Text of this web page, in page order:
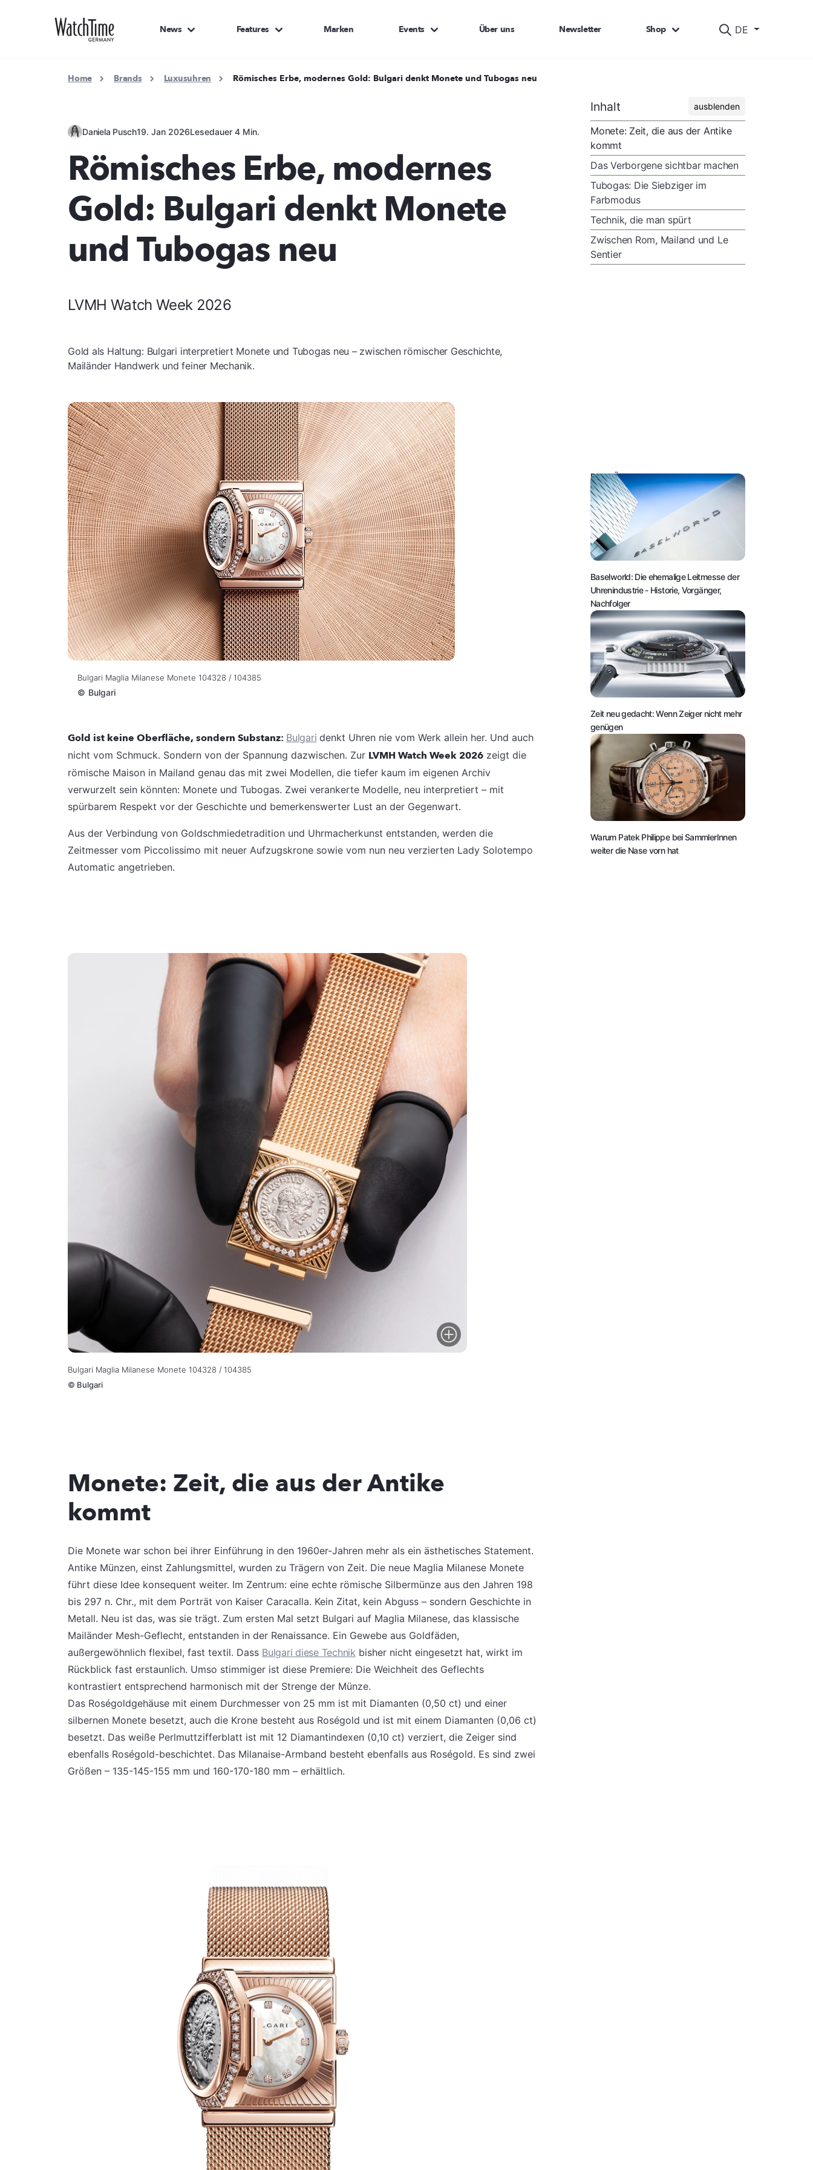
DE
News Features Marken Events Über uns Newsletter Shop
Home Brands Luxusuhren Römisches Erbe, modernes Gold: Bulgari denkt Monete und Tubogas neu
Daniela Pusch19. Jan 2026Lesedauer 4 Min.
Römisches Erbe, modernes
Gold: Bulgari denkt Monete
und Tubogas neu
LVMH Watch Week 2026
Gold als Haltung: Bulgari interpretiert Monete und Tubogas neu – zwischen römischer Geschichte,
Mailänder Handwerk und feiner Mechanik.
Bulgari Maglia Milanese Monete 104328 / 104385
© Bulgari
Gold ist keine Oberfläche, sondern Substanz: Bulgari denkt Uhren nie vom Werk allein her. Und auch
nicht vom Schmuck. Sondern von der Spannung dazwischen. Zur LVMH Watch Week 2026 zeigt die
römische Maison in Mailand genau das mit zwei Modellen, die tiefer kaum im eigenen Archiv
verwurzelt sein könnten: Monete und Tubogas. Zwei verankerte Modelle, neu interpretiert – mit
spürbarem Respekt vor der Geschichte und bemerkenswerter Lust an der Gegenwart.
Aus der Verbindung von Goldschmiedetradition und Uhrmacherkunst entstanden, werden die
Zeitmesser vom Piccolissimo mit neuer Aufzugskrone sowie vom nun neu verzierten Lady Solotempo
Automatic angetrieben.
Bulgari Maglia Milanese Monete 104328 / 104385
© Bulgari
Monete: Zeit, die aus der Antike
kommt
Die Monete war schon bei ihrer Einführung in den 1960er-Jahren mehr als ein ästhetisches Statement.
Antike Münzen, einst Zahlungsmittel, wurden zu Trägern von Zeit. Die neue Maglia Milanese Monete
führt diese Idee konsequent weiter. Im Zentrum: eine echte römische Silbermünze aus den Jahren 198
bis 297 n. Chr., mit dem Porträt von Kaiser Caracalla. Kein Zitat, kein Abguss – sondern Geschichte in
Metall. Neu ist das, was sie trägt. Zum ersten Mal setzt Bulgari auf Maglia Milanese, das klassische
Mailänder Mesh-Geflecht, entstanden in der Renaissance. Ein Gewebe aus Goldfäden,
außergewöhnlich flexibel, fast textil. Dass Bulgari diese Technik bisher nicht eingesetzt hat, wirkt im
Rückblick fast erstaunlich. Umso stimmiger ist diese Premiere: Die Weichheit des Geflechts
kontrastiert entsprechend harmonisch mit der Strenge der Münze.
Das Roségoldgehäuse mit einem Durchmesser von 25 mm ist mit Diamanten (0,50 ct) und einer
silbernen Monete besetzt, auch die Krone besteht aus Roségold und ist mit einem Diamanten (0,06 ct)
besetzt. Das weiße Perlmuttzifferblatt ist mit 12 Diamantindexen (0,10 ct) verziert, die Zeiger sind
ebenfalls Roségold-beschichtet. Das Milanaise-Armband besteht ebenfalls aus Roségold. Es sind zwei
Größen – 135-145-155 mm und 160-170-180 mm – erhältlich.
Inhalt ausblenden
Monete: Zeit, die aus der Antike
kommt
Das Verborgene sichtbar machen
Tubogas: Die Siebziger im
Farbmodus
Technik, die man spürt
Zwischen Rom, Mailand und Le
Sentier
DAS KÖNNTE SIE AUCH INTERESSIEREN:
Baselworld: Die ehemalige Leitmesse der
Uhrenindustrie- Historie, Vorgänger,
Nachfolger
Zeit neu gedacht: Wenn Zeiger nicht mehr
genügen
Warum Patek Philippe bei SammlerInnen
weiter die Nase vorn hat